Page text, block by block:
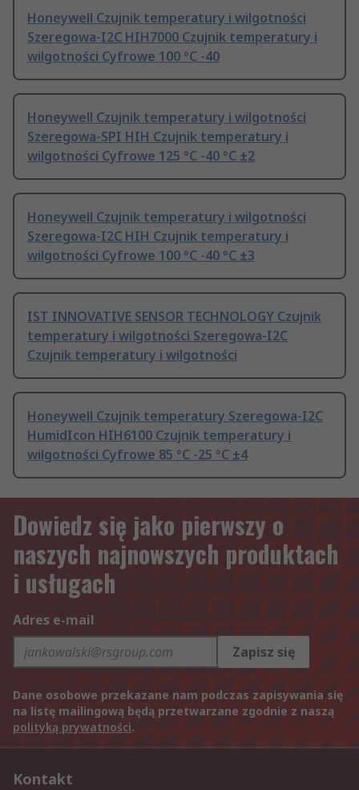
Honeywell Czujnik temperatury i wilgotności
Szeregowa-I2C HIH7000 Czujnik temperatury i
wilgotności Cyfrowe 100 °C -40
Honeywell Czujnik temperatury i wilgotności
Szeregowa-SPI HIH Czujnik temperatury i
wilgotności Cyfrowe 125 °C -40 °C ±2
Honeywell Czujnik temperatury i wilgotności
Szeregowa-I2C HIH Czujnik temperatury i
wilgotności Cyfrowe 100 °C -40 °C ±3
IST INNOVATIVE SENSOR TECHNOLOGY Czujnik
temperatury i wilgotności Szeregowa-I2C
Czujnik temperatury i wilgotności
Honeywell Czujnik temperatury Szeregowa-I2C
HumidIcon HIH6100 Czujnik temperatury i
wilgotności Cyfrowe 85 °C -25 °C ±4
Dowiedz się jako pierwszy o
naszych najnowszych produktach
i usługach
Adres e-mail
Zapisz się
Dane osobowe przekazane nam podczas zapisywania się
na listę mailingową będą przetwarzane zgodnie z naszą
polityką prywatności.
Kontakt